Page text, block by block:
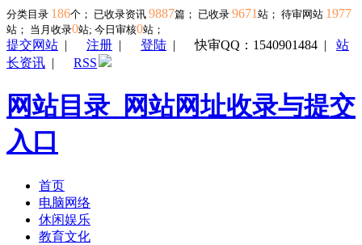
分类目录 186个； 已收录资讯 9887篇； 已收录 9671 站； 待审网站 1977
站； 当月收录0站; 今日审核0站；
提交网站 | 注册 | 登陆 |快审QQ：1540901484 | 站
长资讯 | RSS
网站目录_网站网址收录与提交
入口
首页
电脑网络
休闲娱乐
教育文化